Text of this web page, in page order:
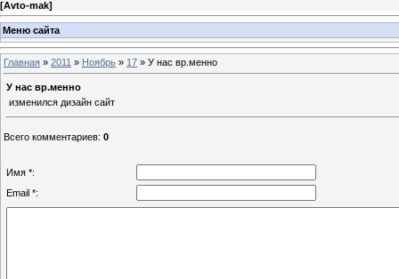
[Avto-mak]
Меню сайта
Главная » 2011 » Ноябрь » 17 » У нас вр.менно
У нас вр.менно
изменился дизайн сайт
Всего комментариев: 0
Имя *:
Email *: